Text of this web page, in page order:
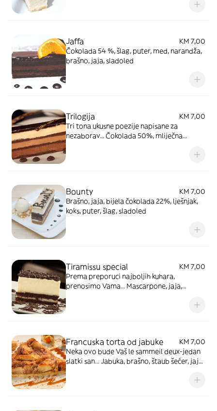
Jaffa
KM 7,00
Čokolada 54 %, šlag, puter, med, narandža,
brašno, jaja, sladoled
Trilogija
KM 7,00
Tri tona ukusne poezije napisane za
nezaborav... Čokolada 50%, mliječna
Bounty
KM 7,00
Brašno, jaja, bijela čokolada 22%, lješnjak,
koks, puter, šlag, sladoled
Tiramissu special
KM 7,00
Prema preporuci najboljih kuhara,
prenosimo Vama... Mascarpone, jaja,
Francuska torta od jabuke
KM 7,00
Neka ovo bude Vaš le sammeil deux-jedan
slatki san... Jabuka, brašno, štaub šećer, jaja,